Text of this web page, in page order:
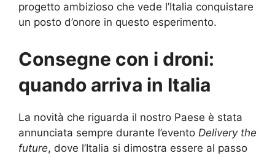
progetto ambizioso che vede l’Italia conquistare
un posto d’onore in questo esperimento.
Consegne con i droni:
quando arriva in Italia
La novità che riguarda il nostro Paese è stata
annunciata sempre durante l’evento Delivery the
future, dove l’Italia si dimostra essere al passo